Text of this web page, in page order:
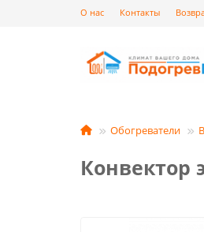
О нас Контакты
Обогреватели
Конвектор